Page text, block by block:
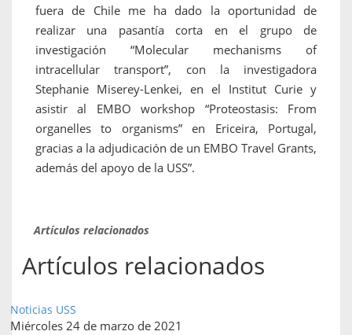
fuera de Chile me ha dado la oportunidad de
realizar una pasantía corta en el grupo de
investigación “Molecular mechanisms of
intracellular transport”, con la investigadora
Stephanie Miserey-Lenkei, en el Institut Curie y
asistir al EMBO workshop “Proteostasis: From
organelles to organisms” en Ericeira, Portugal,
gracias a la adjudicación de un EMBO Travel Grants,
además del apoyo de la USS”.
Artículos relacionados
Artículos relacionados
Noticias USS
Miércoles 24 de marzo de 2021